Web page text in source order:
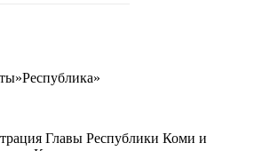
Главы Республики Коми и